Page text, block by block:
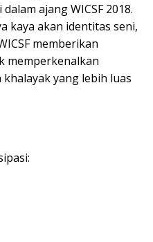
ajang WICSF 2018.
kaya akan identitas seni,
memberikan
memperkenalkan
yang lebih luas